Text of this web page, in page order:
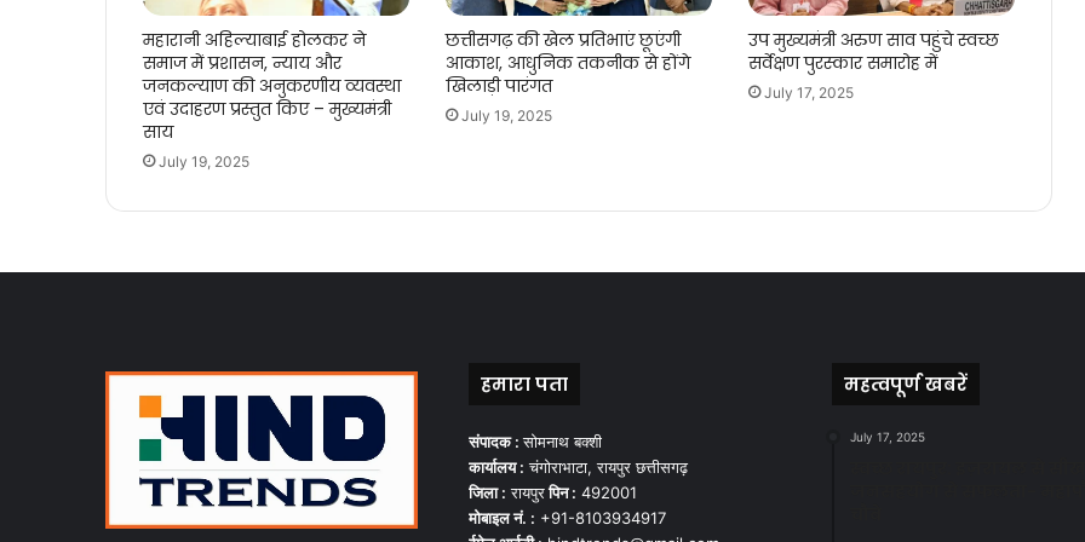
महारानी अहिल्याबाई होलकर ने
समाज में प्रशासन, न्याय और
जनकल्याण की अनुकरणीय व्यवस्था
एवं उदाहरण प्रस्तुत किए – मुख्यमंत्री
साय
July 19, 2025
छत्तीसगढ़ की खेल प्रतिभाएं छूएंगी
आकाश, आधुनिक तकनीक से होंगे
खिलाड़ी पारंगत
July 19, 2025
उप मुख्यमंत्री अरुण साव पहुंचे स्वच्छ
सर्वेक्षण पुरस्कार समारोह में
July 17, 2025
हमारा पता
संपादक :सोमनाथ बक्शी
कार्यालय : चंगोराभाटा, रायपुर छत्तीसगढ़
जिला : रायपुरपिन : 492001
मोबाइल नं. : +91-8103934917
महत्वपूर्ण खबरें
July 17, 2025